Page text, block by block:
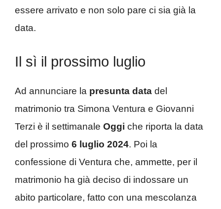
essere arrivato e non solo pare ci sia già la
data.
Il sì il prossimo luglio
Ad annunciare la presunta data del
matrimonio tra Simona Ventura e Giovanni
Terzi è il settimanale Oggi che riporta la data
del prossimo 6 luglio 2024. Poi la
confessione di Ventura che, ammette, per il
matrimonio ha già deciso di indossare un
abito particolare, fatto con una mescolanza